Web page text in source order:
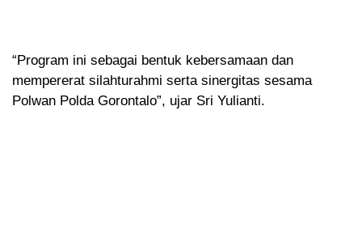
“Program ini sebagai bentuk kebersamaan dan
mempererat silahturahmi serta sinergitas sesama
Polwan Polda Gorontalo”, ujar Sri Yulianti.